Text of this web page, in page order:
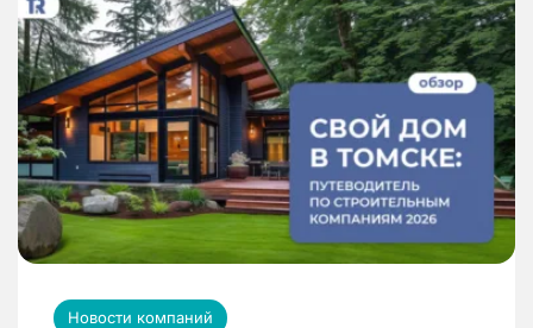
Новости компаний